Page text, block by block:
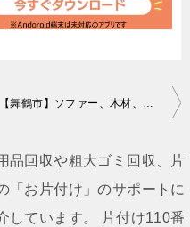
【舞鶴市】ソファー、木材、陶器類、発泡スチロール等の回収・処分
品回収や粗大ゴミ回収、片
「お片付け」のサポートに
しています。 片付け110番